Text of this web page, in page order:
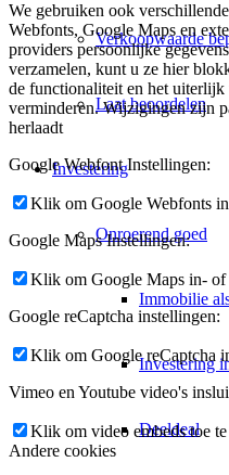
Verkoopwaarde
Laat beoordelen
Investering
Onroerend goed
Immobilie
Investering
Deeldeal
We gebruiken ook
Webfonts, Google Maps en
providers persoonlijke
verzamelen, kunt u ze hier
de functionaliteit en het
verminderen. Wijzigingen zijn
herlaadt
Google Webfont Instellingen:
Klik om Google Webfonts
Google Maps Instellingen:
Klik om Google Maps in- of
Google reCaptcha instellingen:
Klik om Google reCaptcha
Vimeo en Youtube video's
Klik om video embeds toe
Andere cookies